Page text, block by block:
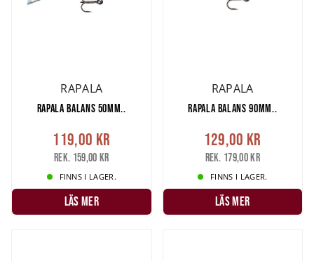
RAPALA
RAPALA BALANS 50MM..
119,00 kr
Rek. 159,00 kr
FINNS I LAGER.
LÄS MER
RAPALA
RAPALA BALANS 90MM..
129,00 kr
Rek. 179,00 kr
FINNS I LAGER.
LÄS MER